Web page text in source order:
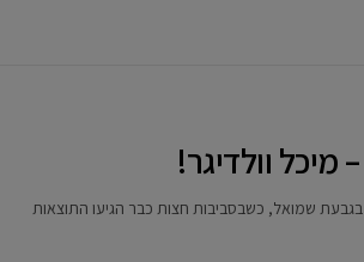
וולדיגר!